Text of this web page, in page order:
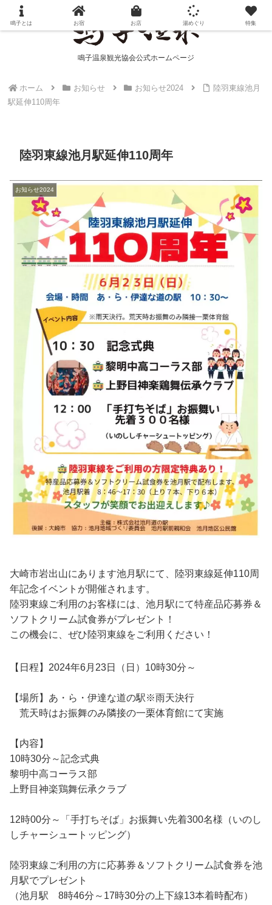
鳴子温泉観光協会公式ホームページ
ホーム お知らせ お知らせ2024
陸羽東線池月
駅延伸110周年
陸羽東線池月駅延伸110周年
お知らせ2024
大崎市岩出山にあります池月駅にて、陸羽東線延伸110周
年記念イベントが開催されます。
陸羽東線ご利用のお客様には、池月駅にて特産品応募券＆
ソフトクリーム試食券がプレゼント！
この機会に、ぜひ陸羽東線をご利用ください！
【日程】2024年6月23日（日）10時30分～
【場所】あ・ら・伊達な道の駅※雨天決行
荒天時はお振舞のみ隣接の一栗体育館にて実施
【内容】
10時30分～記念式典
黎明中高コーラス部
上野目神楽鶏舞伝承クラブ
12時00分～「手打ちそば」お振舞い先着300名様（いのし
しチャーシュートッピング）
陸羽東線ご利用の方に応募券＆ソフトクリーム試食券を池
月駅でプレゼント
（池月駅 8時46分～17時30分の上下線13本着時配布）
鳴子とは お宿 お店 湯めぐり 特集